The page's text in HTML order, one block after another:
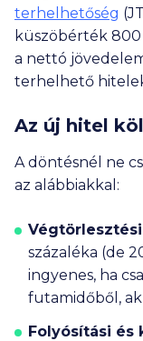
terhelhetőség
küszöbérték
a nettó
terhelhető
Az új hitel
A döntésnél ne
az alábbiakkal:
százaléka (de
ingyenes, ha
futamidőből,
Folyósítási és